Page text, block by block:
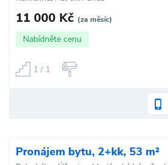
11 000 Kč (za měsíc)
Nabídněte cenu
1 / 1
Pronájem bytu, 2+kk, 53 m²